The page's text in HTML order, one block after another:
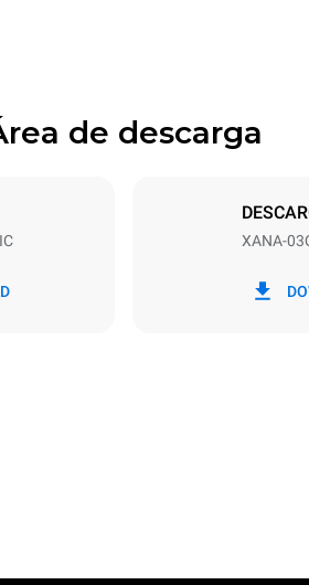
Tamaño de la bandeja
de descarga
XANA-